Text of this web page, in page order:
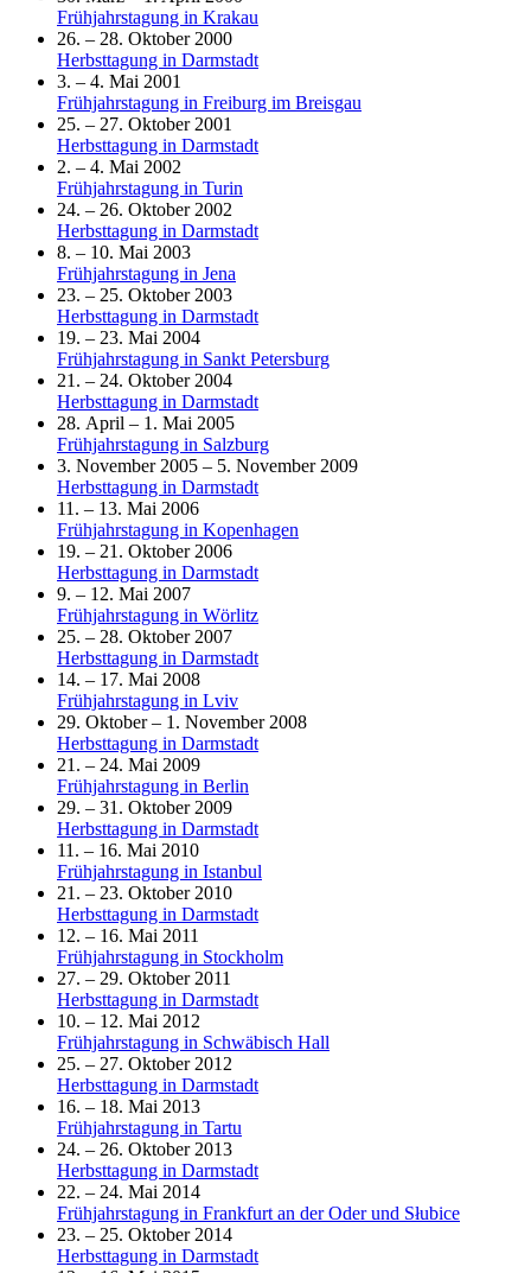
Frühjahrstagung in Krakau
26. – 28. Oktober 2000
Herbsttagung in Darmstadt
3. – 4. Mai 2001
Frühjahrstagung in Freiburg im Breisgau
25. – 27. Oktober 2001
Herbsttagung in Darmstadt
2. – 4. Mai 2002
Frühjahrstagung in Turin
24. – 26. Oktober 2002
Herbsttagung in Darmstadt
8. – 10. Mai 2003
Frühjahrstagung in Jena
23. – 25. Oktober 2003
Herbsttagung in Darmstadt
19. – 23. Mai 2004
Frühjahrstagung in Sankt Petersburg
21. – 24. Oktober 2004
Herbsttagung in Darmstadt
28. April – 1. Mai 2005
Frühjahrstagung in Salzburg
3. November 2005 – 5. November 2009
Herbsttagung in Darmstadt
11. – 13. Mai 2006
Frühjahrstagung in Kopenhagen
19. – 21. Oktober 2006
Herbsttagung in Darmstadt
9. – 12. Mai 2007
Frühjahrstagung in Wörlitz
25. – 28. Oktober 2007
Herbsttagung in Darmstadt
14. – 17. Mai 2008
Frühjahrstagung in Lviv
29. Oktober – 1. November 2008
Herbsttagung in Darmstadt
21. – 24. Mai 2009
Frühjahrstagung in Berlin
29. – 31. Oktober 2009
Herbsttagung in Darmstadt
11. – 16. Mai 2010
Frühjahrstagung in Istanbul
21. – 23. Oktober 2010
Herbsttagung in Darmstadt
12. – 16. Mai 2011
Frühjahrstagung in Stockholm
27. – 29. Oktober 2011
Herbsttagung in Darmstadt
10. – 12. Mai 2012
Frühjahrstagung in Schwäbisch Hall
25. – 27. Oktober 2012
Herbsttagung in Darmstadt
16. – 18. Mai 2013
Frühjahrstagung in Tartu
24. – 26. Oktober 2013
Herbsttagung in Darmstadt
22. – 24. Mai 2014
Frühjahrstagung in Frankfurt an der Oder und Słubice
23. – 25. Oktober 2014
Herbsttagung in Darmstadt